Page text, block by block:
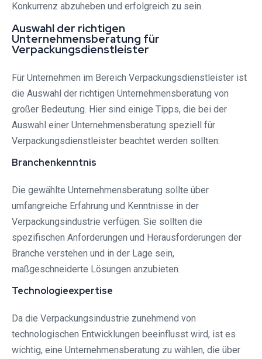
Konkurrenz abzuheben und erfolgreich zu sein.
Auswahl der richtigen
Unternehmensberatung für
Verpackungsdienstleister
Für Unternehmen im Bereich Verpackungsdienstleister ist
die Auswahl der richtigen Unternehmensberatung von
großer Bedeutung. Hier sind einige Tipps, die bei der
Auswahl einer Unternehmensberatung speziell für
Verpackungsdienstleister beachtet werden sollten:
Branchenkenntnis
Die gewählte Unternehmensberatung sollte über
umfangreiche Erfahrung und Kenntnisse in der
Verpackungsindustrie verfügen. Sie sollten die
spezifischen Anforderungen und Herausforderungen der
Branche verstehen und in der Lage sein,
maßgeschneiderte Lösungen anzubieten.
Technologieexpertise
Da die Verpackungsindustrie zunehmend von
technologischen Entwicklungen beeinflusst wird, ist es
wichtig, eine Unternehmensberatung zu wählen, die über